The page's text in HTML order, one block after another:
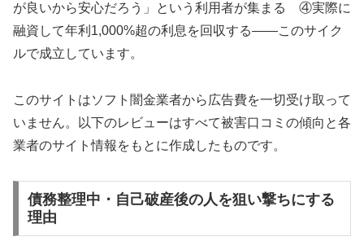
が良いから安心だろう」という利用者が集まる ④実際に
融資して年利1,000%超の利息を回収する——このサイク
ルで成立しています。
このサイトはソフト闇金業者から広告費を一切受け取って
いません。以下のレビューはすべて被害口コミの傾向と各
業者のサイト情報をもとに作成したものです。
債務整理中・自己破産後の人を狙い撃ちにする
理由